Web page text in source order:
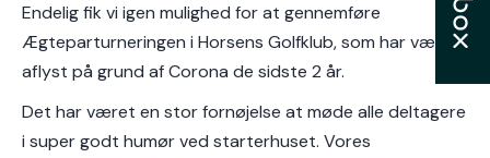
Endelig fik vi igen mulighed for at gennemføre
Ægteparturneringen i Horsens Golfklub, som har været
aflyst på grund af Corona de sidste 2 år.
Det har været en stor fornøjelse at møde alle deltagere
i super godt humør ved starterhuset. Vores